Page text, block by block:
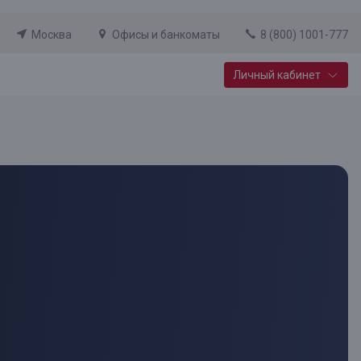
Москва Офисы и банкоматы 8 (800) 1001-777
Личный кабинет